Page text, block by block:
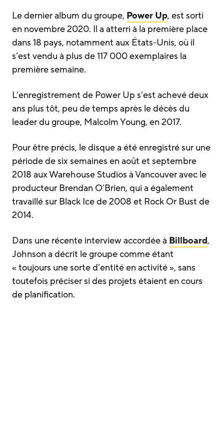
Le dernier album du groupe, Power Up, est sorti
en novembre 2020. Il a atterri à la première place
dans 18 pays, notamment aux États-Unis, où il
s’est vendu à plus de 117 000 exemplaires la
première semaine.
L’enregistrement de Power Up s’est achevé deux
ans plus tôt, peu de temps après le décès du
leader du groupe, Malcolm Young, en 2017.
Pour être précis, le disque a été enregistré sur une
période de six semaines en août et septembre
2018 aux Warehouse Studios à Vancouver avec le
producteur Brendan O’Brien, qui a également
travaillé sur Black Ice de 2008 et Rock Or Bust de
2014.
Dans une récente interview accordée à Billboard,
Johnson a décrit le groupe comme étant
« toujours une sorte d’entité en activité », sans
toutefois préciser si des projets étaient en cours
de planification.